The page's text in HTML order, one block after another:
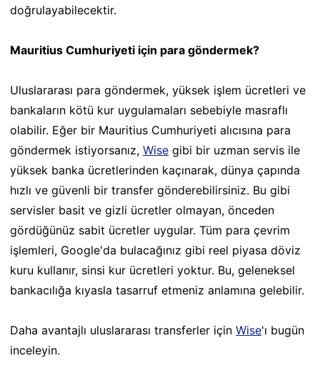
doğrulayabilecektir.
Mauritius Cumhuriyeti için para göndermek?
Uluslararası para göndermek, yüksek işlem ücretleri ve
bankaların kötü kur uygulamaları sebebiyle masraflı
olabilir. Eğer bir Mauritius Cumhuriyeti alıcısına para
göndermek istiyorsanız, Wise gibi bir uzman servis ile
yüksek banka ücretlerinden kaçınarak, dünya çapında
hızlı ve güvenli bir transfer gönderebilirsiniz. Bu gibi
servisler basit ve gizli ücretler olmayan, önceden
gördüğünüz sabit ücretler uygular. Tüm para çevrim
işlemleri, Google'da bulacağınız gibi reel piyasa döviz
kuru kullanır, sinsi kur ücretleri yoktur. Bu, geleneksel
bankacılığa kıyasla tasarruf etmeniz anlamına gelebilir.
Daha avantajlı uluslararası transferler için Wise'ı bugün
inceleyin.